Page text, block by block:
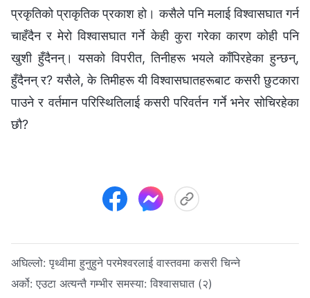
प्रकृतिको प्राकृतिक प्रकाश हो। कसैले पनि मलाई विश्‍वासघात गर्न
चाहँदैन र मेरो विश्‍वासघात गर्ने केही कुरा गरेका कारण कोही पनि
खुशी हुँदैनन्। यसको विपरीत, तिनीहरू भयले काँपिरहेका हुन्छन्,
हुँदैनन् र? यसैले, के तिमीहरू यी विश्‍वासघातहरूबाट कसरी छुटकारा
पाउने र वर्तमान परिस्थितिलाई कसरी परिवर्तन गर्ने भनेर सोचिरहेका
छौ?
अघिल्लो: पृथ्वीमा हुनुहुने परमेश्‍वरलाई वास्तवमा कसरी चिन्ने
अर्को: एउटा अत्यन्तै गम्भीर समस्या: विश्‍वासघात (२)